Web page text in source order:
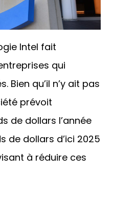
Intel fait
qui
Bien qu’il n’y ait pas
prévoit
de dollars l’année
de dollars d’ici 2025
à réduire ces